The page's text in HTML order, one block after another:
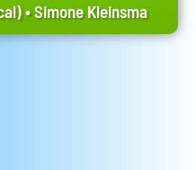
•Simone Kleinsma